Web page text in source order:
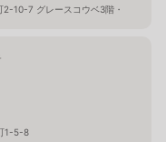
2-10-7 グレースコウベ3階・
1-5-8